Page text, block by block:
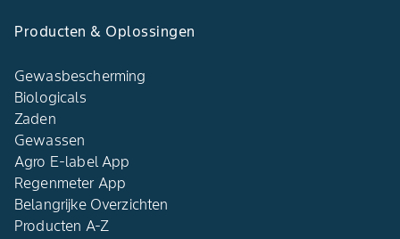
Producten & Oplossingen
Gewasbescherming
Biologicals
Zaden
Gewassen
Agro E-label App
Regenmeter App
Belangrijke Overzichten
Producten A-Z